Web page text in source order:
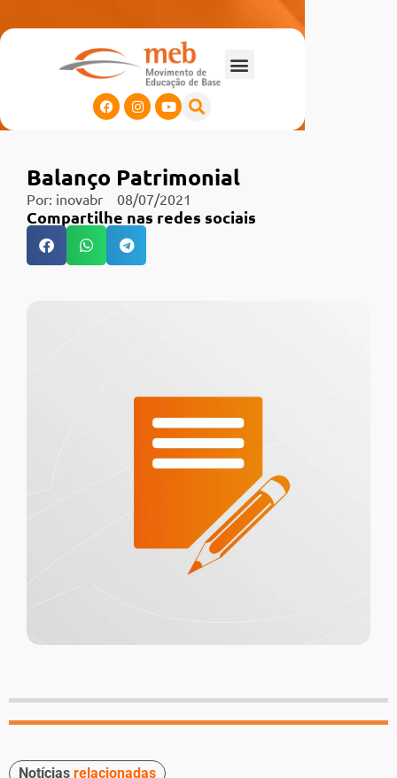
Balanço Patrimonial​
Por: inovabr 08/07/2021
Compartilhe nas redes sociais
Notícias relacionadas